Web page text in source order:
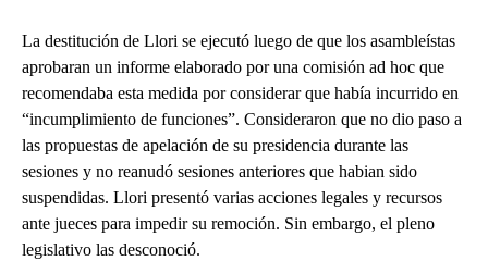
La destitución de Llori se ejecutó luego de que los asambleístas
aprobaran un informe elaborado por una comisión ad hoc que
recomendaba esta medida por considerar que había incurrido en
“incumplimiento de funciones”. Consideraron que no dio paso a
las propuestas de apelación de su presidencia durante las
sesiones y no reanudó sesiones anteriores que habian sido
suspendidas. Llori presentó varias acciones legales y recursos
ante jueces para impedir su remoción. Sin embargo, el pleno
legislativo las desconoció.